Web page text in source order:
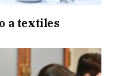
a textiles